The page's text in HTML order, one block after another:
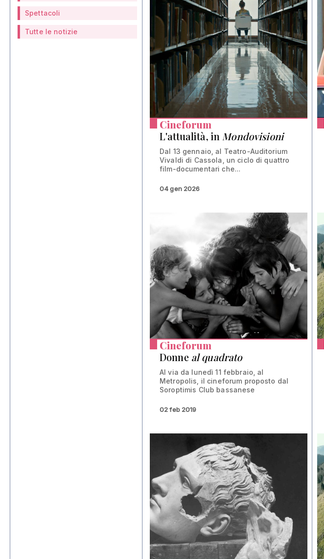
Spettacoli
Tutte le notizie
Cineforum
L'attualità, in Mondovisioni
Dal 13 gennaio, al Teatro-Auditorium
Vivaldi di Cassola, un ciclo di quattro
film-documentari che...
04 gen 2026
Cineforum
Donne al quadrato
Al via da lunedì 11 febbraio, al
Metropolis, il cineforum proposto dal
Soroptimis Club bassanese
02 feb 2019